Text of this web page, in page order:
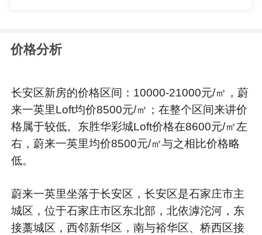
价格分析
长安区新房的价格区间：10000-21000元/㎡，蔚
来一英里Loft均价8500元/㎡；在整个区间来讲价
格属于较低。东胜华彩城Loft价格在8600元/㎡左
右，蔚来一英里均价8500元/㎡与之相比价格略
低。
蔚来一英里坐落于长安区，长安区是石家庄市主
城区，位于石家庄市区东北部，北依滹沱河，东
接藁城区，西邻新华区，南与裕华区、桥西区接